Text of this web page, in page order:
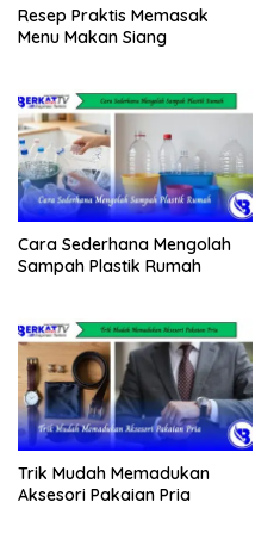
Resep Praktis Memasak
Menu Makan Siang
Cara Sederhana Mengolah
Sampah Plastik Rumah
Trik Mudah Memadukan
Aksesori Pakaian Pria